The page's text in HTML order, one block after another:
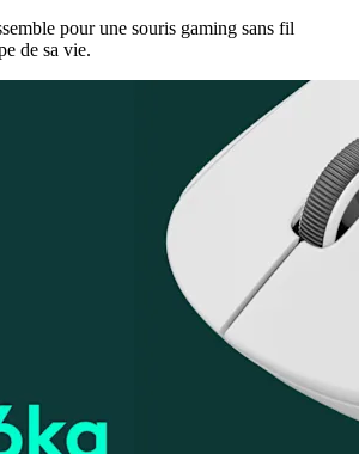
pour une souris gaming sans fil
de sa vie.